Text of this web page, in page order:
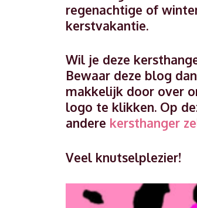
regenachtige of
kerstvakantie.
Wil je deze
Bewaar deze blog
makkelijk door over
logo te klikken. Op
andere kersthanger
Veel knutselplezier!